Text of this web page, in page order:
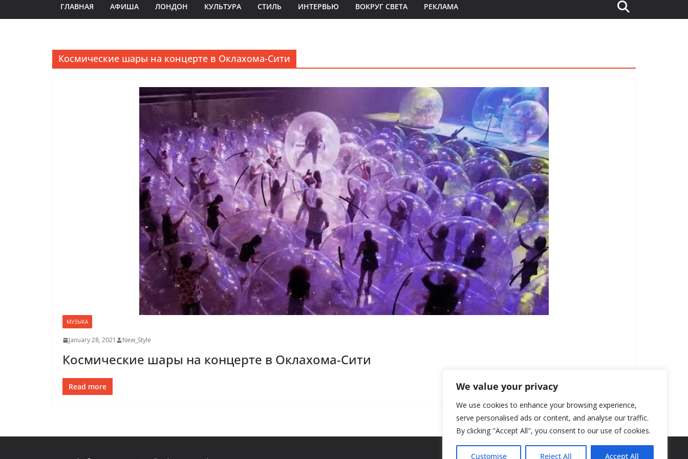
We value your privacy
We use cookies to enhance your browsing experience,
serve personalised ads or content, and analyse our traffic.
By clicking "Accept All", you consent to our use of cookies.
Customise Reject All Accept All
ГЛАВНАЯ АФИША ЛОНДОН КУЛЬТУРА СТИЛЬ ИНТЕРВЬЮ ВОКРУГ СВЕТА РЕКЛАМА
Космические шары на концерте в Оклахома-Сити
МУЗЫКА
January 28, 2021 New_Style
Космические шары на концерте в Оклахома-Сити
Read more